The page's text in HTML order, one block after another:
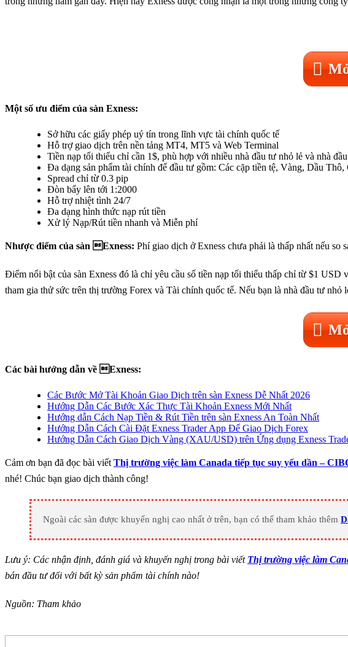
Một số ưu điểm của sàn Exness:
Sở hữu các giấy phép uý tín trong lĩnh vực tài chính quốc tế
Hỗ trợ giao dịch trên nền tảng MT4, MT5 và Web Terminal
Tiền nạp tối thiểu chỉ cần 1$, phù hợp với nhiều nhà đầu tư nhỏ lẻ và nhà
Đa dạng sản phẩm tài chính để đầu tư gồm: Các cặp tiền tệ, Vàng, Dầu
Spread chỉ từ 0.3 pip
Đòn bẩy lên tới 1:2000
Hỗ trợ nhiệt tình 24/7
Đa dạng hình thức nạp rút tiền
Xử lý Nạp/Rút tiền nhanh và Miễn phí
Nhược điểm của sàn Exness: Phí giao dịch ở Exness chưa phải là thấp nhất nếu so
Điểm nổi bật của sàn Exness đó là chỉ yêu cầu số tiền nạp tối thiểu thấp chỉ từ $1
tham gia thử sức trên thị trường Forex và Tài chính quốc tế. Nếu bạn là nhà đầu tư nhỏ
Các bài hướng dẫn về Exness:
Các Bước Mở Tài Khoản Giao Dịch trên sàn Exness Dễ Nhất 2026
Hướng Dẫn Các Bước Xác Thực Tài Khoản Exness Mới Nhất
Hướng dẫn Cách Nạp Tiền & Rút Tiền trên sàn Exness An Toàn Nhất
Hướng Dẫn Cách Cài Đặt Exness Trader App Để Giao Dịch Forex
Hướng Dẫn Cách Giao Dịch Vàng (XAU/USD) trên Ứng dụng Exness
Cảm ơn bạn đã đọc bài viết Thị trường việc làm Canada tiếp tục suy yếu dần –
nhé! Chúc bạn giao dịch thành công!
Ngoài các sàn được khuyến nghị cao nhất ở trên, bạn có thể tham khảo thêm
Lưu ý: Các nhận định, đánh giá và khuyến nghị trong bài viết Thị trường việc làm
bán đầu tư đối với bất kỳ sản phẩm tài chính nào!
Nguồn: Tham khảo